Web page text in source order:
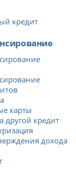
кредит
карты
другой кредит
дохода